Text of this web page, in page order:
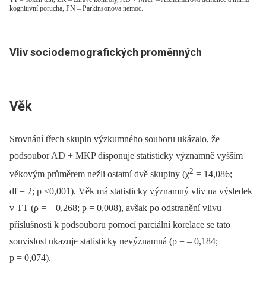
kognitivní porucha, PN – Parkinsonova nemoc.
Vliv sociodemografických proměnných
Věk
Srovnání třech skupin výzkumného souboru ukázalo, že
podsoubor AD + MKP disponuje statisticky významně vyšším
věkovým průměrem nežli ostatní dvě skupiny (χ2 = 14,086;
df = 2; p <0,001). Věk má statisticky významný vliv na výsledek
v TT (ρ = –⁠ 0,268; p = 0,008), avšak po odstranění vlivu
příslušnosti k podsouboru pomocí parciální korelace se tato
souvislost ukazuje statisticky nevýznamná (ρ = –⁠ 0,184;
p = 0,074).